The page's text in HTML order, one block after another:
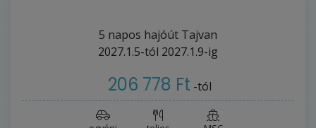
5 napos hajóút Tajvan
2027.1.5-tól 2027.1.9-ig
206 778 Ft -tól